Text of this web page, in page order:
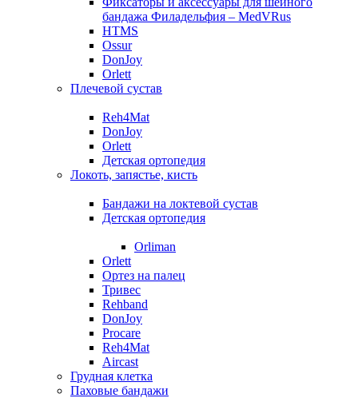
бандажа Филадельфия – MedVRus
HTMS
Ossur
DonJoy
Orlett
Плечевой сустав
Reh4Mat
DonJoy
Orlett
Детская ортопедия
Локоть, запястье, кисть
Бандажи на локтевой сустав
Детская ортопедия
Orliman
Orlett
Ортез на палец
Тривес
Rehband
DonJoy
Procare
Reh4Mat
Aircast
Грудная клетка
Паховые бандажи